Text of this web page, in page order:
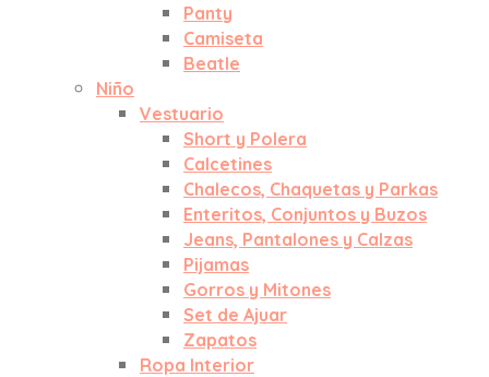
Panty
Camiseta
Beatle
Niño
Vestuario
Short y Polera
Calcetines
Chalecos, Chaquetas y Parkas
Enteritos, Conjuntos y Buzos
Jeans, Pantalones y Calzas
Pijamas
Gorros y Mitones
Set de Ajuar
Zapatos
Ropa Interior